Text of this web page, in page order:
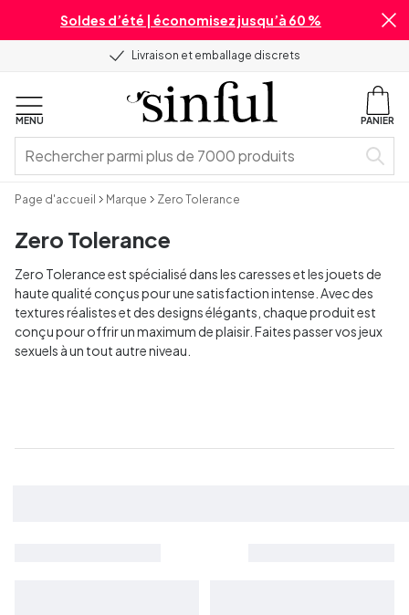
Soldes d’été | économisez jusqu’à 60 %
Livraison et emballage discrets
MENU PANIER
Page d'accueil Marque Zero Tolerance
Zero Tolerance
Zero Tolerance est spécialisé dans les caresses et les jouets de
haute qualité conçus pour une satisfaction intense. Avec des
textures réalistes et des designs élégants, chaque produit est
conçu pour offrir un maximum de plaisir. Faites passer vos jeux
sexuels à un tout autre niveau.